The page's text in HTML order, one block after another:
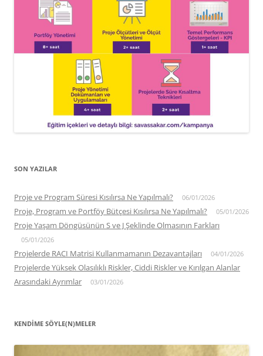
SON YAZILAR
Proje ve Program Süresi Kısılırsa Ne Yapılmalı? 06/01/2026
Proje, Program ve Portföy Bütçesi Kısılırsa Ne Yapılmalı? 05/01/2026
Proje Yaşam Döngüsünün S ve J Şeklinde Olmasının Farkları
05/01/2026
Projelerde RACI Matrisi Kullanmamanın Dezavantajları 04/01/2026
Projelerde Yüksek Olasılıklı Riskler, Ciddi Riskler ve Kırılgan Alanlar
Arasındaki Ayrımlar
03/01/2026
KENDIME SÖYLE(N)MELER